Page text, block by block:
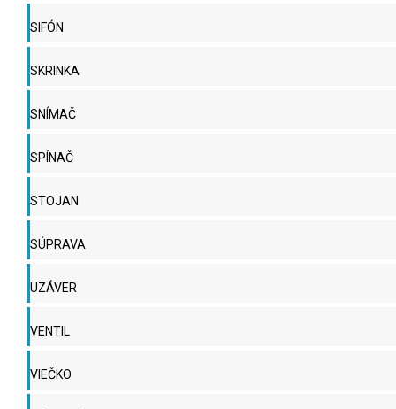
SIFÓN
SKRINKA
SNÍMAČ
SPÍNAČ
STOJAN
SÚPRAVA
UZÁVER
VENTIL
VIEČKO